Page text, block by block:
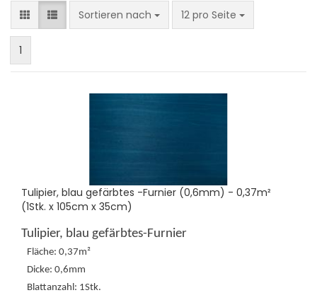
Sortieren nach
Sortieren nach 12 pro Seite
pro Seite
1
Tulipier, blau gefärbtes -Furnier (0,6mm) - 0,37m²
(1Stk. x 105cm x 35cm)
Tulipier, blau gefärbtes-Furnier
Fläche: 0,37m²
Dicke: 0,6mm
Blattanzahl: 1Stk.